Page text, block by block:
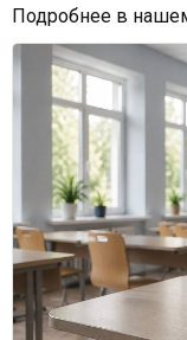
Подробнее в